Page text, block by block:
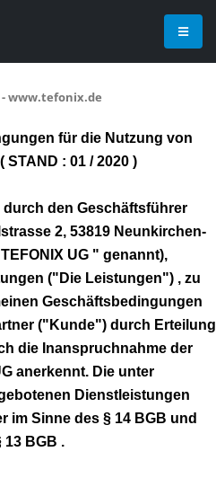
- www.tefonix.de
für die Nutzung von
: 01 / 2020 )
durch den Geschäftsführer
2, 53819 Neunkirchen-
UG " genannt),
("Die Leistungen") , zu
Geschäftsbedingungen
("Kunde") durch Erteilung
die Inanspruchnahme der
anerkennt. Die unter
Dienstleistungen
im Sinne des § 14 BGB und
13 BGB .